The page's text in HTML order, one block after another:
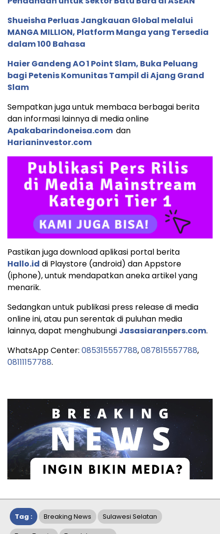
Shueisha Perluas Jangkauan Global melalui
MANGA MILLION, Platform Manga yang Tersedia
dalam 100 Bahasa
Haier Gandeng AO 1 Point Slam, Buka Peluang
bagi Petenis Komunitas Tampil di Ajang Grand
Slam
Sempatkan juga untuk membaca berbagai berita
dan informasi lainnya di media online
Apakabarindoneisa.com dan
Harianinvestor.com
Pastikan juga download aplikasi portal berita
Hallo.id di Playstore (android) dan Appstore
(iphone), untuk mendapatkan aneka artikel yang
menarik.
Sedangkan untuk publikasi press release di media
online ini, atau pun serentak di puluhan media
lainnya, dapat menghubungi Jasasiaranpers.com.
WhatsApp Center: 085315557788,087815557788,
08111157788.
Tag : Breaking News Sulawesi Selatan